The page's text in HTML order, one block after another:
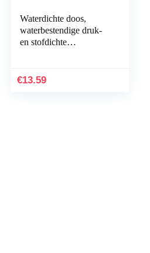
Waterdichte doos,
waterbestendige druk-
en stofdichte
roeien
€13.59